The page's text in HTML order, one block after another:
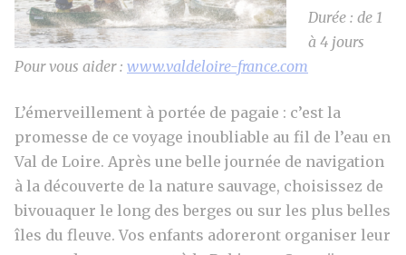
Durée : de 1
à 4 jours
Pour vous aider : www.valdeloire-france.com
L’émerveillement à portée de pagaie : c’est la
promesse de ce voyage inoubliable au fil de l’eau en
Val de Loire. Après une belle journée de navigation
à la découverte de la nature sauvage, choisissez de
bivouaquer le long des berges ou sur les plus belles
îles du fleuve. Vos enfants adoreront organiser leur